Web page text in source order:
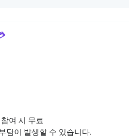
다. 필요 시 정부지원 과정 안내와
여 시 무료
담이 발생할 수 있습니다.